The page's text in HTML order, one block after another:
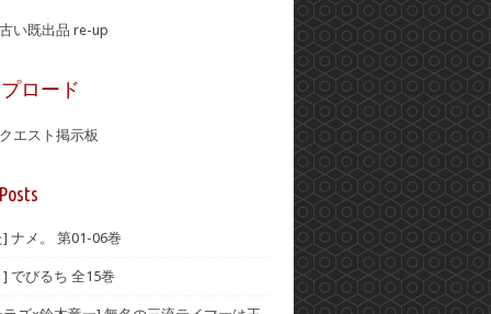
い既出品 re-up
ロード
エスト掲示板
ナメ。 第01-06巻
でびるち 全15巻